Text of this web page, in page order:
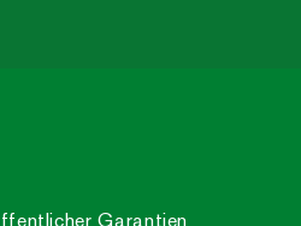
Garantien